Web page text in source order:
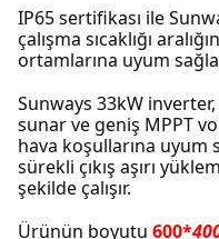
IP65 sertifikası ile
çalışma sıcaklığı
ortamlarına uyum
Sunways 33kW
sunar ve geniş MPPT
hava koşullarına uyum
sürekli çıkış aşırı
şekilde çalışır.
Ürünün boyutu 600*